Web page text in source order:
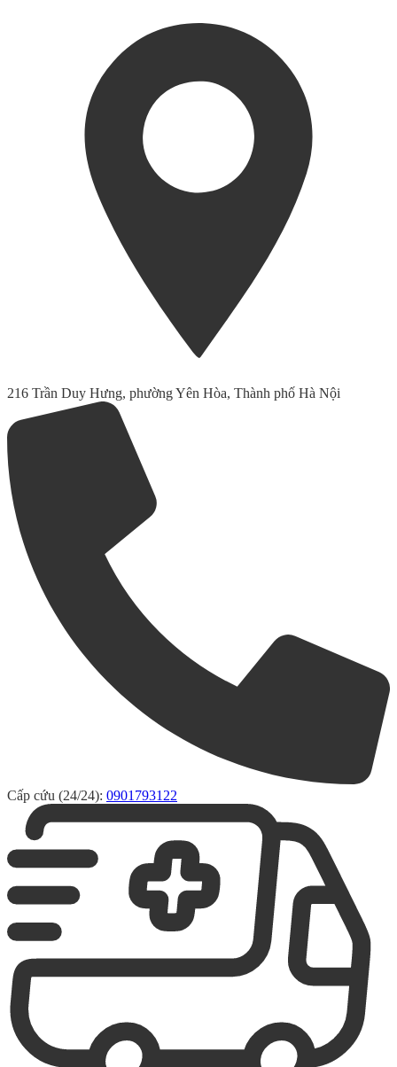
216 Trần Duy Hưng, phường Yên Hòa, Thành phố Hà Nội
Cấp cứu (24/24): 0901793122